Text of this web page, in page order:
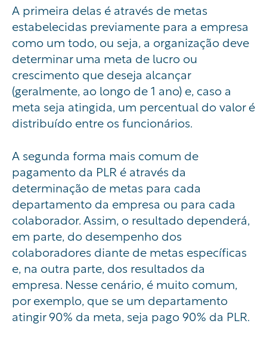
A primeira delas é através de metas
estabelecidas previamente para a empresa
como um todo, ou seja, a organização deve
determinar uma meta de lucro ou
crescimento que deseja alcançar
(geralmente, ao longo de 1 ano) e, caso a
meta seja atingida, um percentual do valor é
distribuído entre os funcionários.
A segunda forma mais comum de
pagamento da PLR é através da
determinação de metas para cada
departamento da empresa ou para cada
colaborador. Assim, o resultado dependerá,
em parte, do desempenho dos
colaboradores diante de metas específicas
e, na outra parte, dos resultados da
empresa. Nesse cenário, é muito comum,
por exemplo, que se um departamento
atingir 90% da meta, seja pago 90% da PLR.